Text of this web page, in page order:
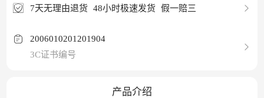
7天无理由退货 48小时极速发货 假一赔三
2006010201201904
3C证书编号
产品介绍